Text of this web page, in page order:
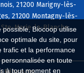
Biocoop utilise
optimale du site, pour
trafic et la performance
en toute
à tout moment en
21200 Marigny-lès-
21200 Montagny-lès-
Ste-Marie-la-Blanche,